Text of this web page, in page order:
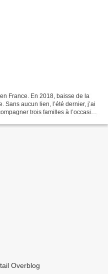
France. En 2018, baisse de la
aucun lien, l’été dernier, j’ai
trois familles à l’occasion
Overblog